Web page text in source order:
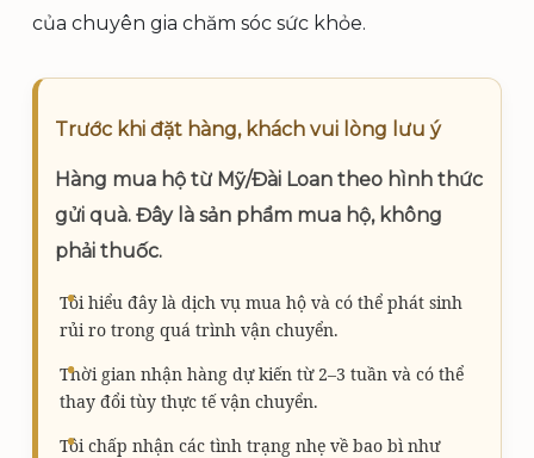
2
.
0
0
.
à
.
1
.
0
của chuyên gia chăm sóc sức khỏe.
Trước khi đặt hàng, khách vui lòng lưu ý
Hàng mua hộ từ Mỹ/Đài Loan theo hình thức
gửi quà. Đây là sản phẩm mua hộ, không
phải thuốc.
Tôi hiểu đây là dịch vụ mua hộ và có thể phát sinh
rủi ro trong quá trình vận chuyển.
Thời gian nhận hàng dự kiến từ 2–3 tuần và có thể
thay đổi tùy thực tế vận chuyển.
Tôi chấp nhận các tình trạng nhẹ về bao bì như